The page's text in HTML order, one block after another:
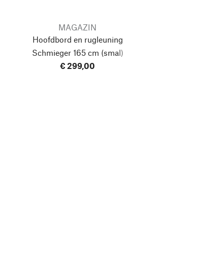
MAGAZIN
Hoofdbord en rugleuning
Schmieger165 cm (smal)
€ 299,00